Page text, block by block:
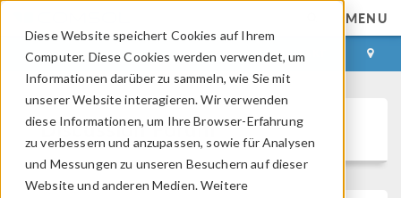
Diese Website speichert Cookies auf Ihrem
Computer. Diese Cookies werden verwendet, um
Informationen darüber zu sammeln, wie Sie mit
unserer Website interagieren. Wir verwenden
diese Informationen, um Ihre Browser-Erfahrung
zu verbessern und anzupassen, sowie für Analysen
und Messungen zu unseren Besuchern auf dieser
Website und anderen Medien. Weitere
MENU
ANMELDEN KONTAKT
Discussion Forum